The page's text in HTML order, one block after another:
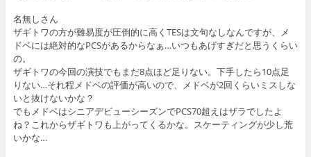
名無しさん
ザギトワの方が難易度が圧倒的に高くTESは文句なしなんですが、メ
ドベには絶対的なPCSがあるからなぁ…いつもあげすぎだと思うくらい
の。
ザギトワの今回の演技でもまだ8点ほど足りない。下手したら10点足
りない…それ程メドベの評価が高いので、メドベが2回くらいミスしな
いと抜けないかな？
でもメドベはシニアデビューシーズンでPCS70超えはザラでしたよ
ね？これからザギトワも上がってくるかな。スケーティングが少し荒
いかな…